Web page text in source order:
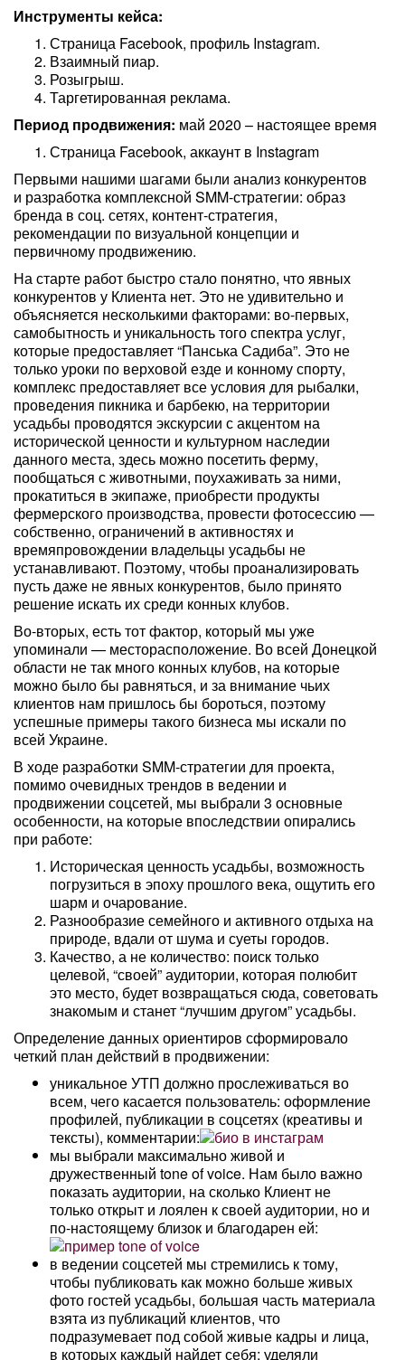
Инструменты кейса:
Страница Facebook, профиль Instagram.
Взаимный пиар.
Розыгрыш.
Таргетированная реклама.
Период продвижения: май 2020 – настоящее время
Страница Facebook, аккаунт в Instagram
Первыми нашими шагами были анализ конкурентов
и разработка комплексной SMM-стратегии: образ
бренда в соц. сетях, контент-стратегия,
рекомендации по визуальной концепции и
первичному продвижению.
На старте работ быстро стало понятно, что явных
конкурентов у Клиента нет. Это не удивительно и
объясняется несколькими факторами: во-первых,
самобытность и уникальность того спектра услуг,
которые предоставляет “Панська Садиба”. Это не
только уроки по верховой езде и конному спорту,
комплекс предоставляет все условия для рыбалки,
проведения пикника и барбекю, на территории
усадьбы проводятся экскурсии с акцентом на
исторической ценности и культурном наследии
данного места, здесь можно посетить ферму,
пообщаться с животными, поухаживать за ними,
прокатиться в экипаже, приобрести продукты
фермерского производства, провести фотосессию —
собственно, ограничений в активностях и
времяпровождении владельцы усадьбы не
устанавливают. Поэтому, чтобы проанализировать
пусть даже не явных конкурентов, было принято
решение искать их среди конных клубов.
Во-вторых, есть тот фактор, который мы уже
упоминали — месторасположение. Во всей Донецкой
области не так много конных клубов, на которые
можно было бы равняться, и за внимание чьих
клиентов нам пришлось бы бороться, поэтому
успешные примеры такого бизнеса мы искали по
всей Украине.
В ходе разработки SMM-стратегии для проекта,
помимо очевидных трендов в ведении и
продвижении соцсетей, мы выбрали 3 основные
особенности, на которые впоследствии опирались
при работе:
Историческая ценность усадьбы, возможность
погрузиться в эпоху прошлого века, ощутить его
шарм и очарование.
Разнообразие семейного и активного отдыха на
природе, вдали от шума и суеты городов.
Качество, а не количество: поиск только
целевой, “своей” аудитории, которая полюбит
это место, будет возвращаться сюда, советовать
знакомым и станет “лучшим другом” усадьбы.
Определение данных ориентиров сформировало
четкий план действий в продвижении:
уникальное УТП должно прослеживаться во
всем, чего касается пользователь: оформление
профилей, публикации в соцсетях (креативы и
тексты), комментарии:
мы выбрали максимально живой и
дружественный tone of voice. Нам было важно
показать аудитории, на сколько Клиент не
только открыт и лоялен к своей аудитории, но и
по-настоящему близок и благодарен ей:
в ведении соцсетей мы стремились к тому,
чтобы публиковать как можно больше живых
фото гостей усадьбы, большая часть материала
взята из публикаций клиентов, что
подразумевает под собой живые кадры и лица,
в которых каждый найдет себя; уделяли